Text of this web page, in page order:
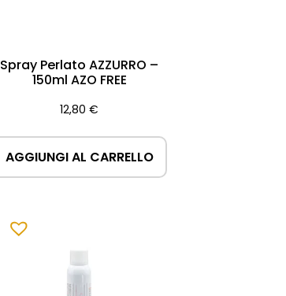
Spray Perlato AZZURRO –
150ml AZO FREE
12,80€
AGGIUNGI AL CARRELLO